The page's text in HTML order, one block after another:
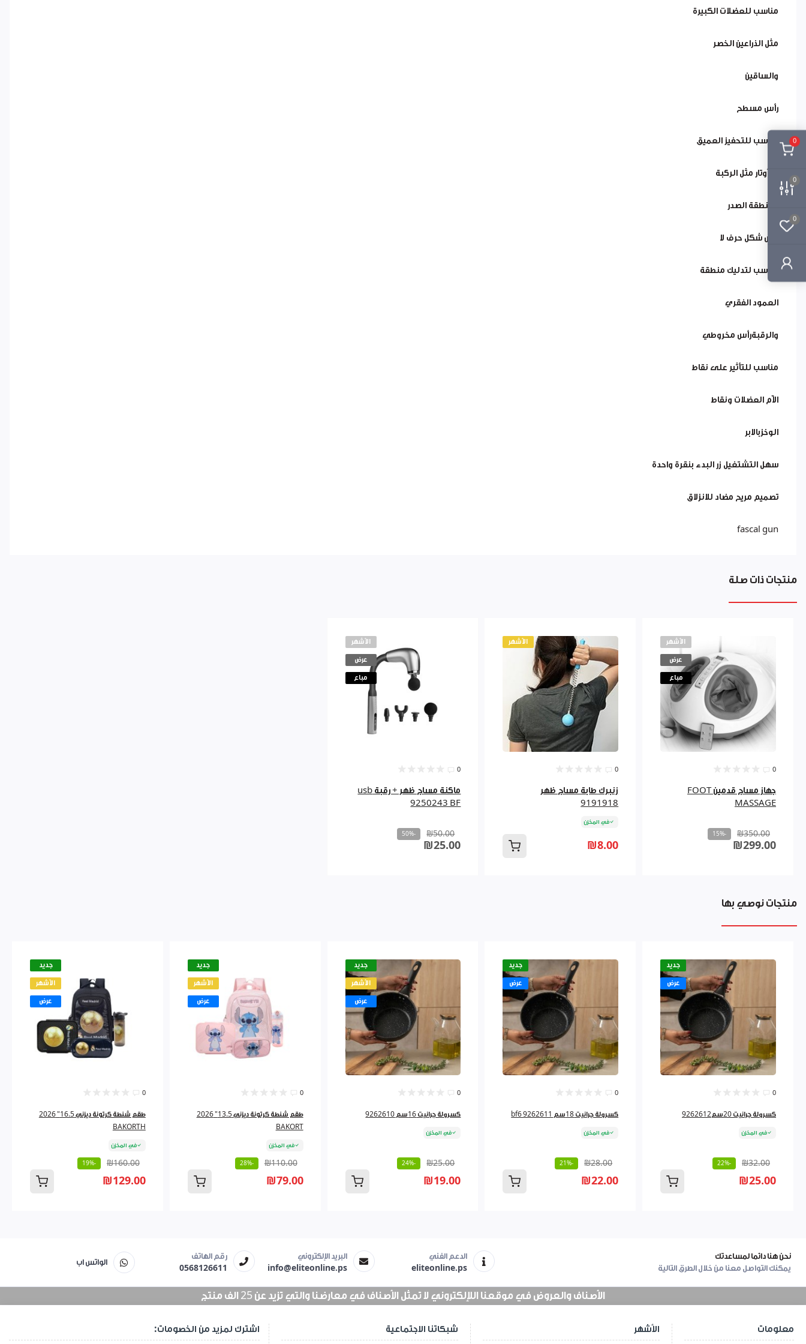
0
0
0
مناسب للعضلات الكبيرة
مثل الذراعين الخصر
والساقين
رأس مسطح
مناسب للتحفيز العميق
والأوتار مثل الركبة
ومنطقة الصدر
رأس شكل حرف لا
مناسب لتدليك منطقة
العمود الفقري
والرقبةرأس مخروطي
مناسب للتأثير على نقاط
الآم العضلات ونقاط
الوخزبالابر
سهل التشتغيل زر البدء بنقرة واحدة
تصميم مريح مضاد للانزلاق
fascal gun
منتجات ذات صلة
الأشهر
عرض
مباع
0
جهاز مساج قدمين FOOT
MASSAGE
₪350.00
-15%
₪299.00
الأشهر
0
زنبرك طابة مساج ظهر
9191918
في المخزن
₪8.00
الأشهر
عرض
مباع
0
ماكنة مساج ظهر + رقبة usb
9250243 BF
₪50.00
-50%
₪25.00
منتجات نوصي بها
جديد
عرض
0
كسرولة جرانيت 20سم9262612
في المخزن
₪32.00
-22%
₪25.00
جديد
عرض
0
كسرولة جرانيت 18سم bf6 9262611
في المخزن
₪28.00
-21%
₪22.00
جديد
الأشهر
عرض
0
كسرولة جرانيت 16سم 9262610
في المخزن
₪25.00
-24%
₪19.00
جديد
الأشهر
عرض
0
طقم شنطة كرتونة ديزني 13.5" 2026
BAKORT
في المخزن
₪110.00
-28%
₪79.00
جديد
الأشهر
عرض
0
طقم شنطة كرتونة ديزني 16.5" 2026
BAKORTH
في المخزن
₪160.00
-19%
₪129.00
نحن هنا دائما لمساعدتك
يمكنك التواصل معنا من خلال الطرق التالية
الدعم الفني
eliteonline.ps
البريد الإلكتروني
info@eliteonline.ps
رقم الهاتف
0568126611
الواتس اب
الأصناف والعروض في موقعنا اللإلكتروني لا تمثل الأصناف في معارضنا والتي تزيد عن 25 الف منتج
اشترك لمزيد من الخصومات: شبكاتنا الاجتماعية الأشهر معلومات